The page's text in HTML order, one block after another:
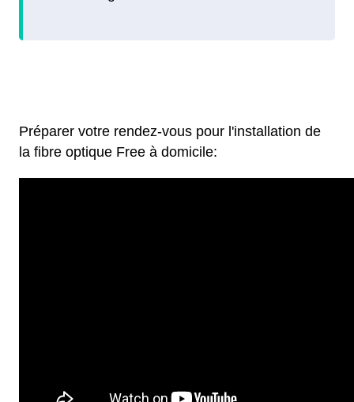
Préparer votre rendez-vous pour l'installation de
la fibre optique Free à domicile: